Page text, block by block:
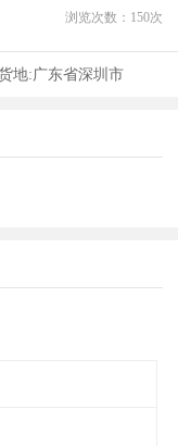
浏览次数： 150次
地:广东省深圳市